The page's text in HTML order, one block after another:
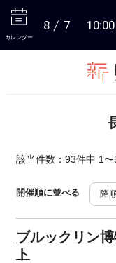
カレンダー
8 7 10:00
該当件数：93件中 1〜
開催順に並べる 降
ブルックリン
ト